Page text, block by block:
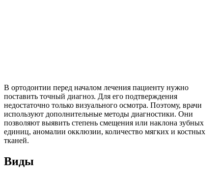
В ортодонтии перед началом лечения пациенту нужно
поставить точный диагноз. Для его подтверждения
недостаточно только визуального осмотра. Поэтому, врачи
используют дополнительные методы диагностики. Они
позволяют выявить степень смещения или наклона зубных
единиц, аномалии окклюзии, количество мягких и костных
тканей.
Виды